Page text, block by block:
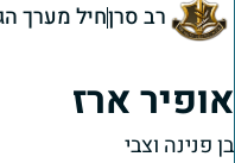
רב סרןחיל מערך
אופיר ארז
בן פנינה וצבי